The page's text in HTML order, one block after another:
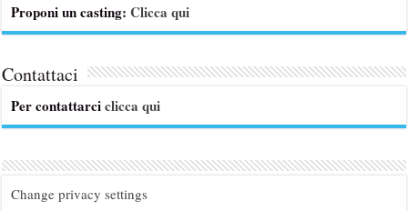
Proponi un casting:Clicca qui
Contattaci
Per contattarciclicca qui
Change privacy settings